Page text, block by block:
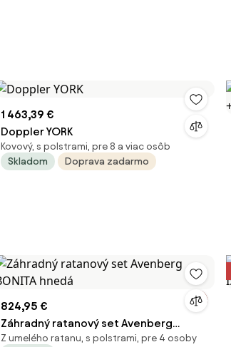
1 463,39 €
Doppler YORK
Kovový, s polstrami, pre 8 a viac osôb
Skladom
Doprava zadarmo
824,95 €
Záhradný ratanový set Avenberg
BONITA hnedá
Z umelého ratanu, s polstrami, pre 4 osoby